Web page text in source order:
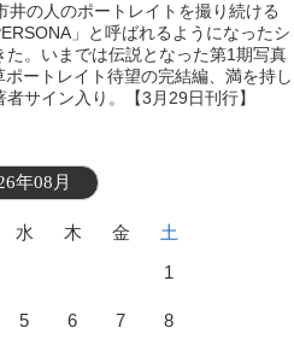
の人のポートレイトを撮り続ける
」と呼ばれるようになったシ
た。いまでは伝説となった第1期写真
ートレイト待望の完結編、満を持し
サイン入り。【3月29日刊行】
年08月
水 木 金
土
1
5 6 7 8